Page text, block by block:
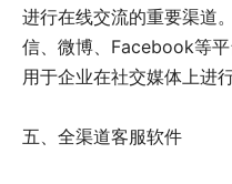
进行在线交流的重要渠道
信、微博、Facebook等
用于企业在社交媒体上进
五、全渠道客服软件